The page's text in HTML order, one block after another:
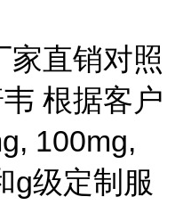
家直销对照
根据客户
100mg,
g级定制服